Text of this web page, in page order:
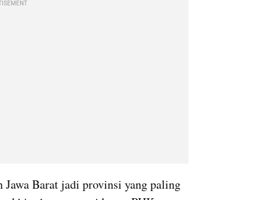
Barat jadi provinsi yang paling